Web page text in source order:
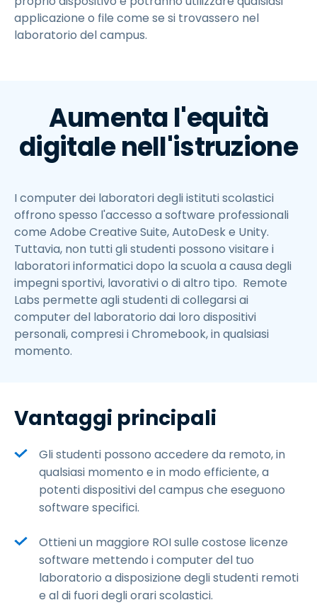
applicazione o file come se si trovassero nel
laboratorio del campus.
Aumenta l'equità
digitale nell'istruzione
I computer dei laboratori degli istituti scolastici
offrono spesso l'accesso a software professionali
come Adobe Creative Suite, AutoDesk e Unity.
Tuttavia, non tutti gli studenti possono visitare i
laboratori informatici dopo la scuola a causa degli
impegni sportivi, lavorativi o di altro tipo. Remote
Labs permette agli studenti di collegarsi ai
computer del laboratorio dai loro dispositivi
personali, compresi i Chromebook, in qualsiasi
momento.
Vantaggi principali
Gli studenti possono accedere da remoto, in
qualsiasi momento e in modo efficiente, a
potenti dispositivi del campus che eseguono
software specifici.
Ottieni un maggiore ROI sulle costose licenze
software mettendo i computer del tuo
laboratorio a disposizione degli studenti remoti
e al di fuori degli orari scolastici.